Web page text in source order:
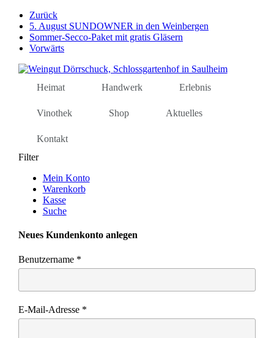
Weiter
zum
Inhalt
Zurück
5. August SUNDOWNER in den Weinbergen
Sommer-Secco-Paket mit gratis Gläsern
Vorwärts
Heimat Handwerk Erlebnis
Vinothek Shop Aktuelles
Kontakt
Filter
Mein Konto
Warenkorb
Kasse
Suche
Neues Kundenkonto anlegen
Benutzername *
E-Mail-Adresse *